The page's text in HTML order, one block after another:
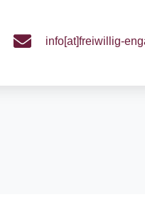
info[at]freiwillig-